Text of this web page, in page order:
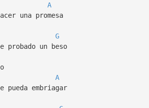
A
una promesa
G
probado un beso
A
pueda embriagar